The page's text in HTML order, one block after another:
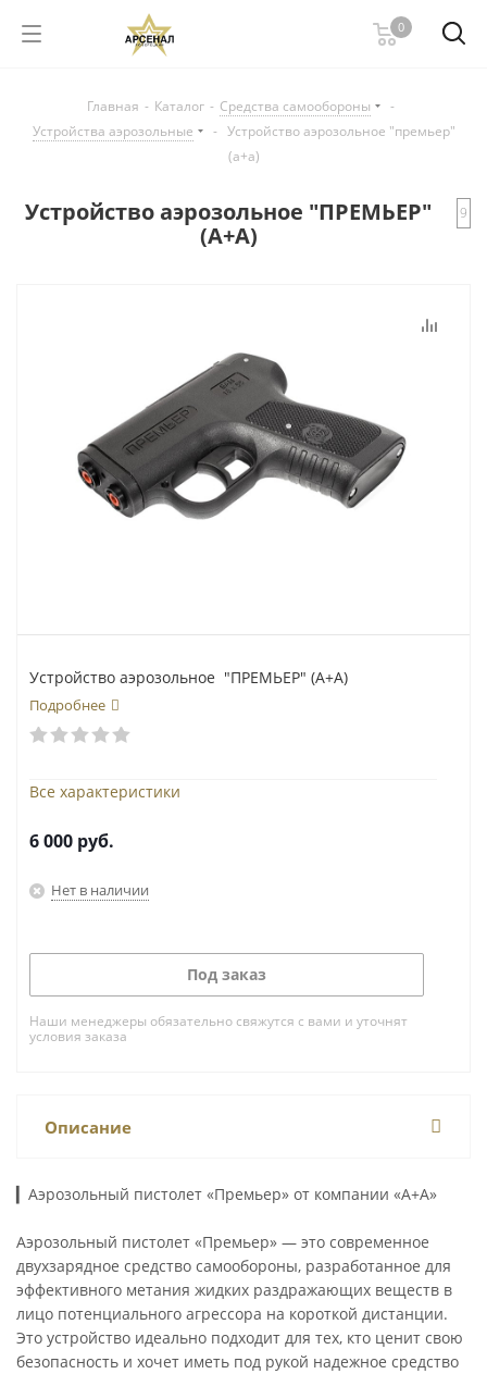
0
Главная - Каталог - Средства самообороны
-
Устройства аэрозольные
- Устройство аэрозольное "премьер"
(а+а)
Устройство аэрозольное "ПРЕМЬЕР"
(А+А)
9
Устройство аэрозольное "ПРЕМЬЕР" (А+А)
Подробнее
Все характеристики
6 000 руб.
Нет в наличии
Под заказ
Наши менеджеры обязательно свяжутся с вами и уточнят
условия заказа
Описание
▎Аэрозольный пистолет «Премьер» от компании «А+А»
Аэрозольный пистолет «Премьер» — это современное
двухзарядное средство самообороны, разработанное для
эффективного метания жидких раздражающих веществ в
лицо потенциального агрессора на короткой дистанции.
Это устройство идеально подходит для тех, кто ценит свою
безопасность и хочет иметь под рукой надежное средство